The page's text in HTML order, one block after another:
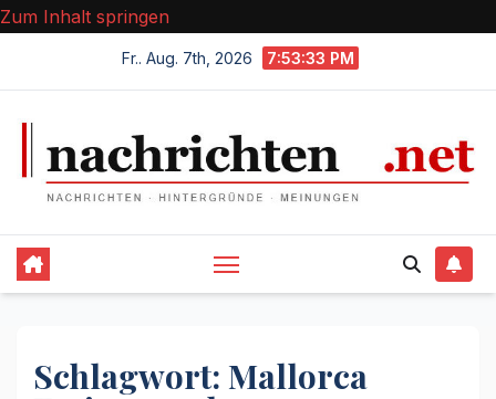
Zum Inhalt springen
Fr.. Aug. 7th, 2026 7:53:34 PM
Schlagwort: Mallorca